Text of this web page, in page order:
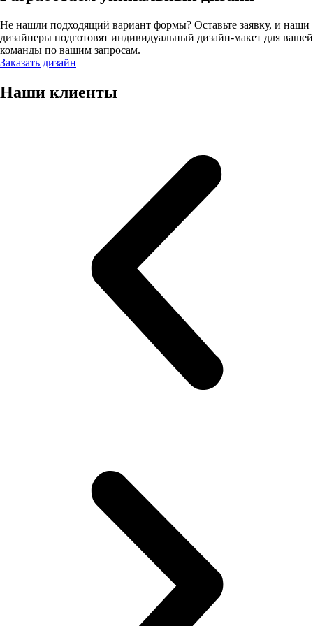
Не нашли подходящий вариант формы? Оставьте заявку, и наши
дизайнеры подготовят индивидуальный дизайн-макет для вашей
команды по вашим запросам.
Заказать дизайн
Наши клиенты